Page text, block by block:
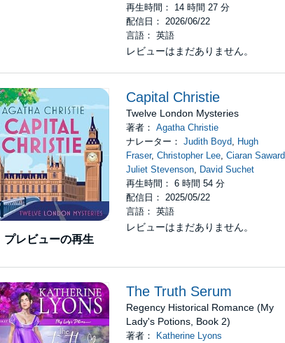
再生時間： 14 時間 27 分
配信日： 2026/06/22
言語： 英語
レビューはまだありません。
プレビューの再生
Capital Christie
Twelve London Mysteries
著者：Agatha Christie
ナレーター：Judith Boyd, Hugh
Fraser,Christopher Lee,Ciaran Saward
Juliet Stevenson, David Suchet
再生時間： 6 時間 54 分
配信日： 2025/05/22
言語： 英語
レビューはまだありません。
The Truth Serum
Regency Historical Romance (My
Lady's Potions, Book 2)
著者： Katherine Lyons